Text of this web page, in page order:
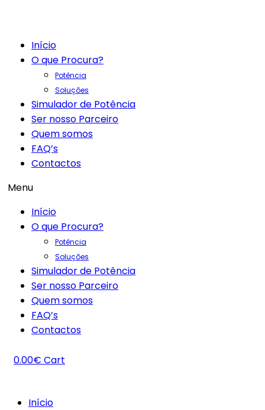
Início
O que Procura?
Potência
Soluções
Simulador de Potência
Ser nosso Parceiro
Quem somos
FAQ’s
Contactos
Menu
Início
O que Procura?
Potência
Soluções
Simulador de Potência
Ser nosso Parceiro
Quem somos
FAQ’s
Contactos
0.00€ Cart
Início